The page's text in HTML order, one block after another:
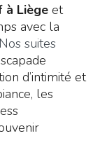
à Liègeet
avec la
Nos suites
d’intimité et
les